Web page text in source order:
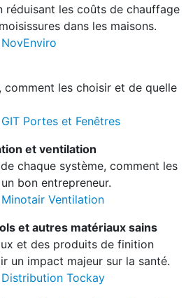
réduisant les coûts de chauffage
dans les maisons.
NovEnviro
comment les choisir et de quelle
GIT Portes et Fenêtres
et ventilation
chaque système, comment les
bon entrepreneur.
Minotair Ventilation
et autres matériaux sains
et des produits de finition
un impact majeur sur la santé.
Distribution Tockay